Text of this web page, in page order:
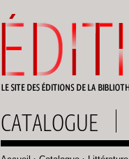
CATALOGUE